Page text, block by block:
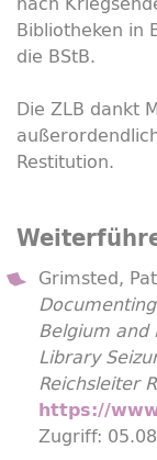
Bibliotheken in
die BStB.
Die ZLB dankt
Restitution.
Grimsted,
Belgium and
Library
Reichsleiter
https://
Zugriff: